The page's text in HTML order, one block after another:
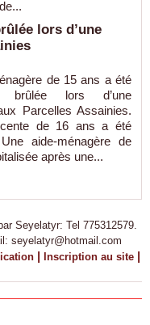
lors d’une
de 15 ans a été
brûlée lors d’une
Parcelles Assainies.
de 16 ans a été
aide-ménagère de
après une...
Seyelatyr: Tel 775312579.
seyelatyr@hotmail.com
| Inscription au site |